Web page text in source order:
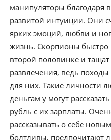
манипуляторы благодаря
развитой интуиции. Они
ярких эмоций, любви и
жизнь. Скорпионы быстро
второй половинке и
развлечения, ведь
для них. Такие личности
деньгам у могут
рубль с их зарплаты.
рассказывать о себе
болтливы, предпочитают